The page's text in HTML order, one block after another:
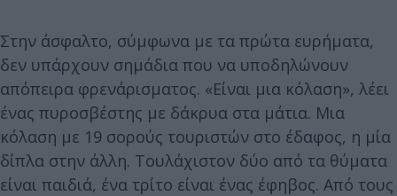
Στην άσφαλτο, σύμφωνα με τα πρώτα ευρήματα,
δεν υπάρχουν σημάδια που να υποδηλώνουν
απόπειρα φρενάρισματος. «Είναι μια κόλαση», λέει
ένας πυροσβέστης με δάκρυα στα μάτια. Μια
κόλαση με 19 σορούς τουριστών στο έδαφος, η μία
δίπλα στην άλλη. Τουλάχιστον δύο από τα θύματα
είναι παιδιά, ένα τρίτο είναι ένας έφηβος. Από τους